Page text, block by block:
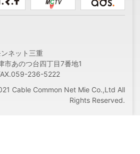
ネット三重
あのつ台四丁目7番地1
236-5222
Cable Common Net Mie Co.,Ltd All
Rights Reserved.